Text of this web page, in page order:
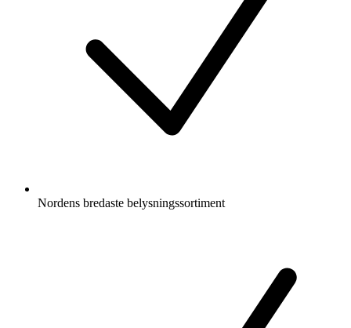
Nordens bredaste belysningssortiment